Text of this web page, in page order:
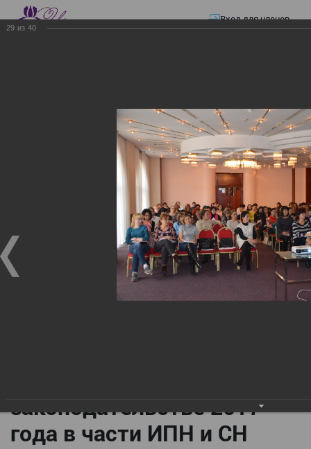
Вход для членов
Презентации
Изменения в трудовом и налоговом
законодательстве: Обязательное медицинское страхование, всеобщее
налоговое декларирование, изменения в налоговом законодательстве
2017 года в части ИПН и СН
Изменения в трудовом и
налоговом
законодательстве:
Обязательное
медицинское страхование,
законодательстве 2017
года в части ИПН и СН
29 из 40